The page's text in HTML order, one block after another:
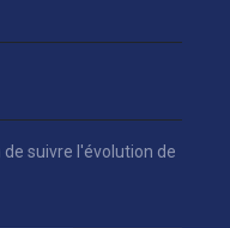
suivre l'évolution de